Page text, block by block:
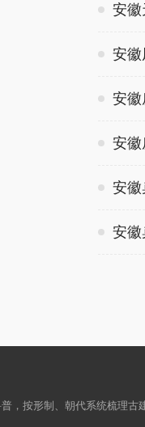
安
安
安
安
安
安
，按形制、朝代系统梳理